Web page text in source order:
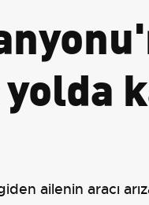
ailenin aracı